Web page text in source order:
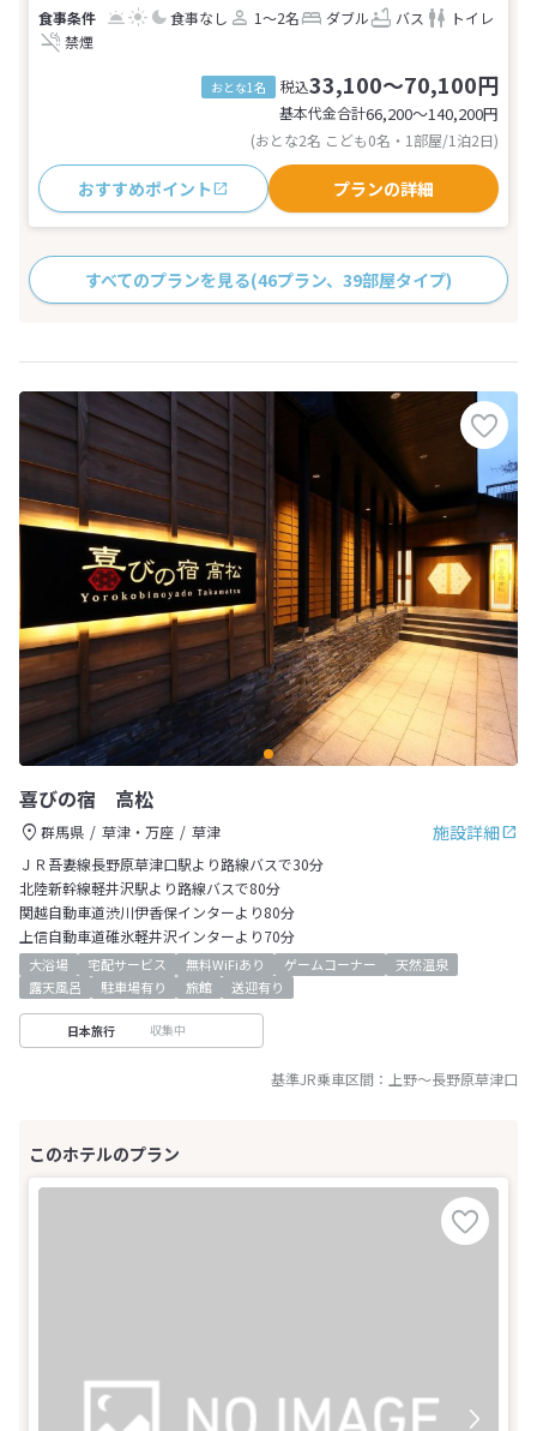
食事なし 1～2名 ダブル バス
トイレ
禁煙
おとな1名 税込33,100～70,100円
基本代金合計66,200〜140,200円
(おとな2名 こども0名・1部屋/1泊2日)
おすすめポイント プランの詳細
すべてのプランを見る(46プラン、39部屋タイプ)
喜びの宿 高松
施設詳細
群馬県 草津・万座
草津
ＪＲ吾妻線長野原草津口駅より路線バスで30分
北陸新幹線軽井沢駅より路線バスで80分
関越自動車道渋川伊香保インターより80分
上信自動車道碓氷軽井沢インターより70分
大浴場 宅配サービス 無料WiFiあり ゲームコーナー
天然温泉
露天風呂
駐車場有り 旅館 送迎有り
日本旅行 収集中
基準JR乗車区間： 上野～長野原草津口